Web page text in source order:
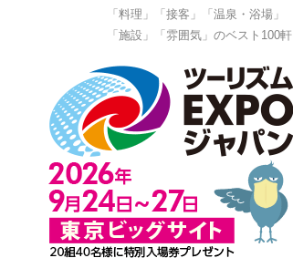
「料理」「接客」「温泉・浴場」
「施設」「雰囲気」のベスト100軒